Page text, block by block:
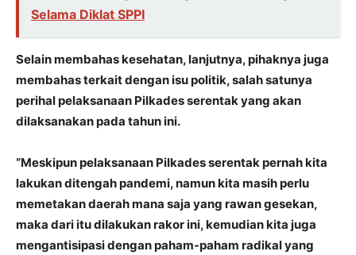
Selama Diklat SPPI
Selain membahas kesehatan, lanjutnya, pihaknya juga
membahas terkait dengan isu politik, salah satunya
perihal pelaksanaan Pilkades serentak yang akan
dilaksanakan pada tahun ini.
“Meskipun pelaksanaan Pilkades serentak pernah kita
lakukan ditengah pandemi, namun kita masih perlu
memetakan daerah mana saja yang rawan gesekan,
maka dari itu dilakukan rakor ini, kemudian kita juga
mengantisipasi dengan paham-paham radikal yang